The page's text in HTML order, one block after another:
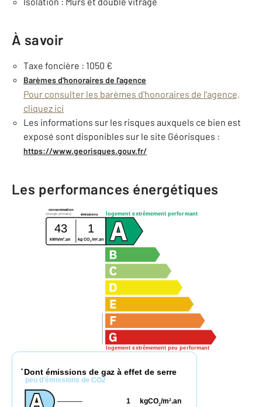
À savoir
Taxe foncière : 1050 €
Barèmes d'honoraires de l'agence
Pour consulter les barèmes d'honoraires de l'agence,
cliquez ici
Les informations sur les risques auxquels ce bien est
exposé sont disponibles sur le site Géorisques :
https://www.georisques.gouv.fr/
Les performances énergétiques
logement extrêmement performant
logement extrêmement peu performant
consommation
émissions
(énergie primaire)
43 1
kWh/m2.an kg CO2 /m2.an
* Dont émissions de gaz à effet de serre
peu d'émissions de CO2
kgCO2/m2.an
1